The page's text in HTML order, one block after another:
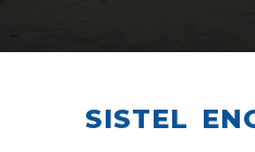
SISTEL